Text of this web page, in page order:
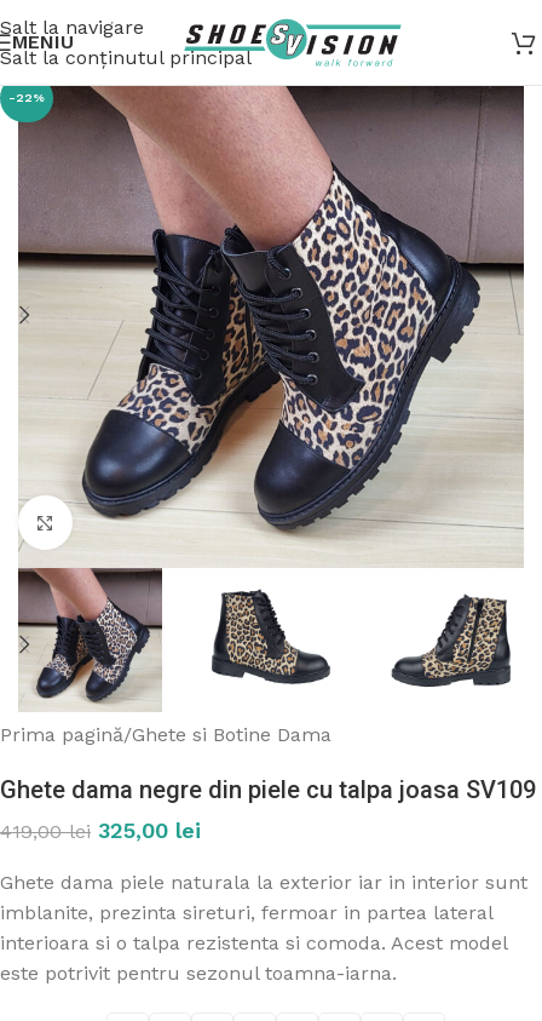
Salt la navigare
Salt la conținutul principal
MENIU
-22%
Fă clic pentru a mări
Prima pagină/Ghete si Botine Dama
Ghete dama negre din piele cu talpa joasa SV109
419,00lei 325,00 lei
Ghete dama piele naturala la exterior iar in interior sunt
imblanite, prezinta sireturi, fermoar in partea lateral
interioara si o talpa rezistenta si comoda. Acest model
este potrivit pentru sezonul toamna-iarna.